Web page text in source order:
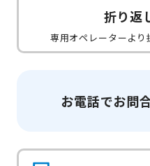
折り返
専用オペレーターよ
お電話でお問